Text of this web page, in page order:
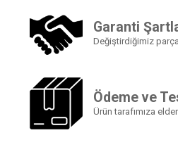
Garanti
Değiştirdiğimiz
Ödeme ve
Ürün tarafımıza